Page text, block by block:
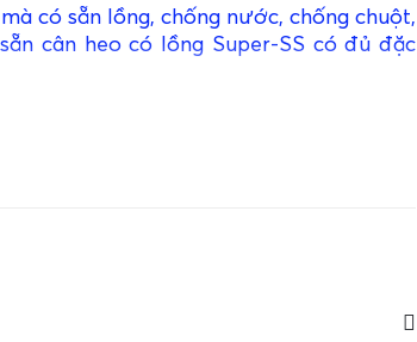
có sẵn lồng, chống nước, chống chuột,
cân heo có lồng Super-SS có đủ đặc